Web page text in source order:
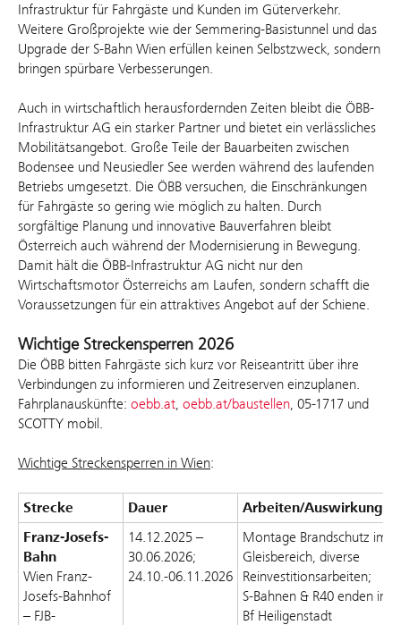
Infrastruktur für Fahrgäste und Kunden im Güterverkehr.
Weitere Großprojekte wie der Semmering-Basistunnel und das
Upgrade der S-Bahn Wien erfüllen keinen Selbstzweck, sondern
bringen spürbare Verbesserungen.
Auch in wirtschaftlich herausfordernden Zeiten bleibt die ÖBB-
Infrastruktur AG ein starker Partner und bietet ein verlässliches
Mobilitätsangebot. Große Teile der Bauarbeiten zwischen
Bodensee und Neusiedler See werden während des laufenden
Betriebs umgesetzt. Die ÖBB versuchen, die Einschränkungen
für Fahrgäste so gering wie möglich zu halten. Durch
sorgfältige Planung und innovative Bauverfahren bleibt
Österreich auch während der Modernisierung in Bewegung.
Damit hält die ÖBB-Infrastruktur AG nicht nur den
Wirtschaftsmotor Österreichs am Laufen, sondern schafft die
Voraussetzungen für ein attraktives Angebot auf der Schiene.
Wichtige Streckensperren 2026
Die ÖBB bitten Fahrgäste sich kurz vor Reiseantritt über ihre
Verbindungen zu informieren und Zeitreserven einzuplanen.
Fahrplanauskünfte: oebb.at, oebb.at/baustellen, 05-1717 und
SCOTTY mobil.
Wichtige Streckensperren in Wien:
Strecke Dauer
Arbeiten/
Franz-Josefs-
Bahn
Wien Franz-
Josefs-Bahnhof
– FJB-
14.12.2025 –
30.06.2026;
24.10.-06.11.2026
Montage Brandschutz im
Gleisbereich, diverse
Reinvestitionsarbeiten;
S-Bahnen & R40 enden im
Bf Heiligenstadt